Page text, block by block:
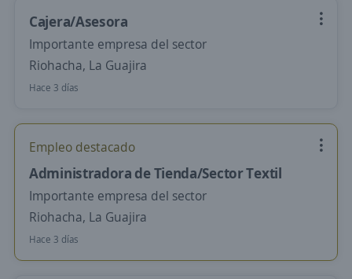
Cajera/Asesora
Importante empresa del sector
Riohacha, La Guajira
Hace 3 días
Empleo destacado
Administradora de Tienda/Sector Textil
Importante empresa del sector
Riohacha, La Guajira
Hace 3 días